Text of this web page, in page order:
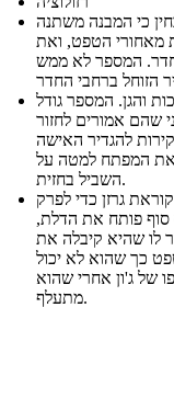
כי המבנה משתנה
מאחורי הטפט, ואת
המספר לא ממש
והגן. המספר גודל
שהם אמורים לחזור
להגדיר האישה
את המפתח למטה על
השביל בחזית.
גרזן כדי לפרק
סוף פותח את הדלת,
לו שהיא קיבלה את
כך שהוא לא יכול
של ג'ון אחרי שהוא
מתעלף.